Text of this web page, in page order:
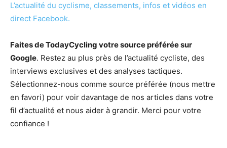
L’actualité du cyclisme, classements, infos et vidéos en
direct Facebook.
Faites de TodayCycling votre source préférée sur
Google. Restez au plus près de l’actualité cycliste, des
interviews exclusives et des analyses tactiques.
Sélectionnez-nous comme source préférée (nous mettre
en favori) pour voir davantage de nos articles dans votre
fil d’actualité et nous aider à grandir. Merci pour votre
confiance !